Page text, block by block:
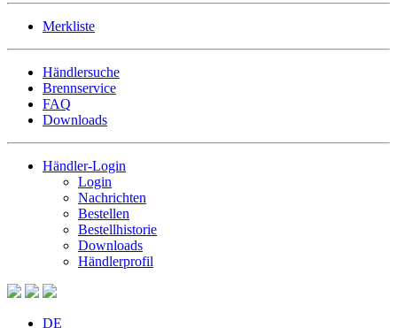
Merkliste
Händlersuche
Brennservice
FAQ
Downloads
Händler-Login
Login
Nachrichten
Bestellen
Bestellhistorie
Downloads
Händlerprofil
DE